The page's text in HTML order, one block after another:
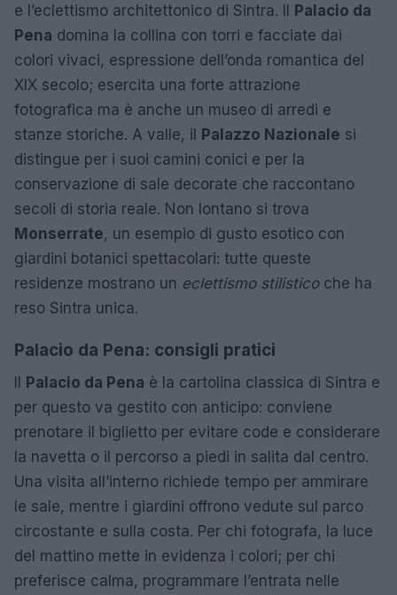
e l’eclettismo architettonico di Sintra. Il Palacio da
Pena domina la collina con torri e facciate dai
colori vivaci, espressione dell’onda romantica del
XIX secolo; esercita una forte attrazione
fotografica ma è anche un museo di arredi e
stanze storiche. A valle, il Palazzo Nazionale si
distingue per i suoi camini conici e per la
conservazione di sale decorate che raccontano
secoli di storia reale. Non lontano si trova
Monserrate, un esempio di gusto esotico con
giardini botanici spettacolari: tutte queste
residenze mostrano un eclettismo stilisticoche ha
reso Sintra unica.
Palacio da Pena: consigli pratici
Il Palacio da Pena è la cartolina classica di Sintra e
per questo va gestito con anticipo: conviene
prenotare il biglietto per evitare code e considerare
la navetta o il percorso a piedi in salita dal centro.
Una visita all’interno richiede tempo per ammirare
le sale, mentre i giardini offrono vedute sul parco
circostante e sulla costa. Per chi fotografa, la luce
del mattino mette in evidenza i colori; per chi
preferisce calma, programmare l’entrata nelle